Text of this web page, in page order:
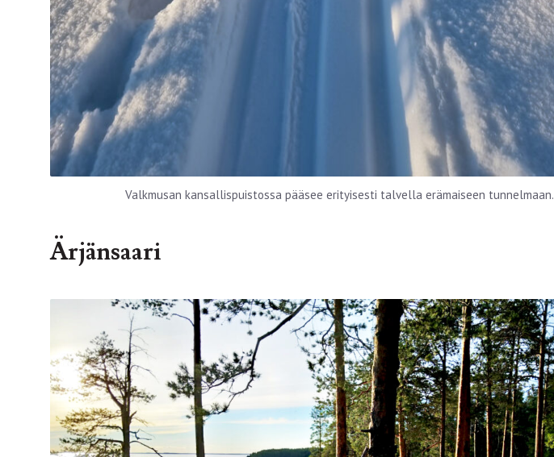
Valkmusan kansallispuistossa pääsee erityisesti talvella erämaiseen tunnelmaan.
Ärjänsaari